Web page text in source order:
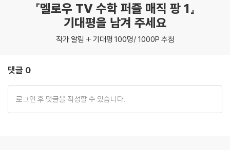
『멜로우 TV 수학 퍼즐 매직 팡 1』
기대평을 남겨 주세요
작가 알림 + 기대평 100명/ 1000P 추첨
댓글 0